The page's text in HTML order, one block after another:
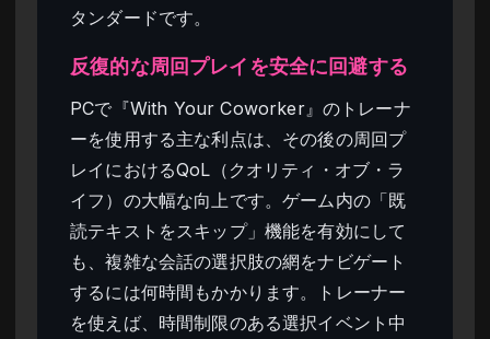
タンダードです。
反復的な周回プレイを安全に回避する
PCで『With Your Coworker』のトレーナ
ーを使用する主な利点は、その後の周回プ
レイにおけるQoL（クオリティ・オブ・ラ
イフ）の大幅な向上です。ゲーム内の「既
読テキストをスキップ」機能を有効にして
も、複雑な会話の選択肢の網をナビゲート
するには何時間もかかります。トレーナー
を使えば、時間制限のある選択イベント中